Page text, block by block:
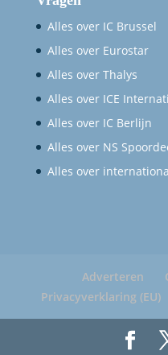
Alles over IC Brussel
Alles over Eurostar
Alles over Thalys
Alles over ICE
Alles over IC Berlijn
Alles over NS
Alles over
Adverteren
Privacyverklaring (EU)